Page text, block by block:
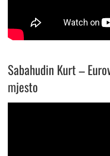
Sabahudin Kurt –
mjesto